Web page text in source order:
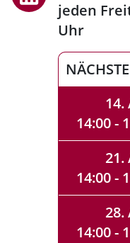
jeden
Uhr
14.
14:00 -
21.
14:00 -
28.
14:00 -